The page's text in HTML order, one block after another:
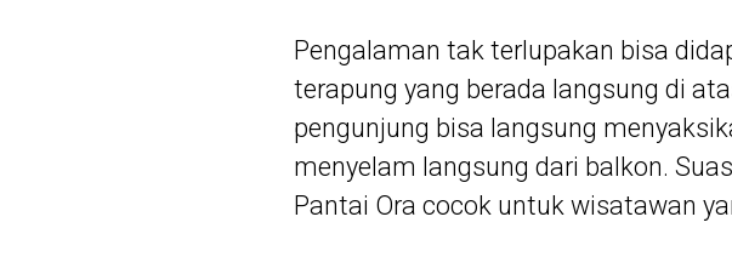
Pengalaman tak terlupakan bisa
terapung yang berada langsung di
pengunjung bisa langsung
menyelam langsung dari balkon.
Pantai Ora cocok untuk wisatawan